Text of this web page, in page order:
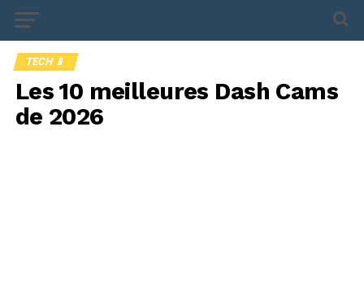
TECH 📱
Les 10 meilleures Dash Cams
de 2026